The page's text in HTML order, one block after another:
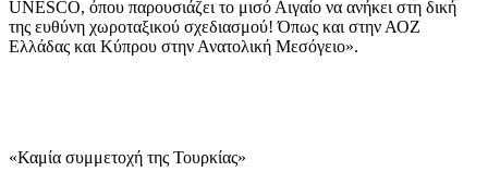
UNESCO, όπου παρουσιάζει το μισό Αιγαίο να ανήκει στη δική
της ευθύνη χωροταξικού σχεδιασμού! Όπως και στην ΑΟΖ
Ελλάδας και Κύπρου στην Ανατολική Μεσόγειο».
«Καμία συμμετοχή της Τουρκίας»